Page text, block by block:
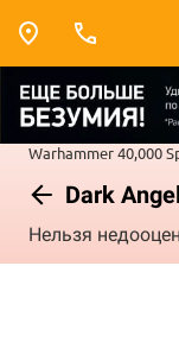
Warhammer 40,000
Dark
Нельзя